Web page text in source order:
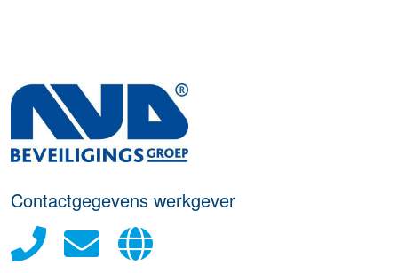
Meer werkgever details
Contactgegevens werkgever